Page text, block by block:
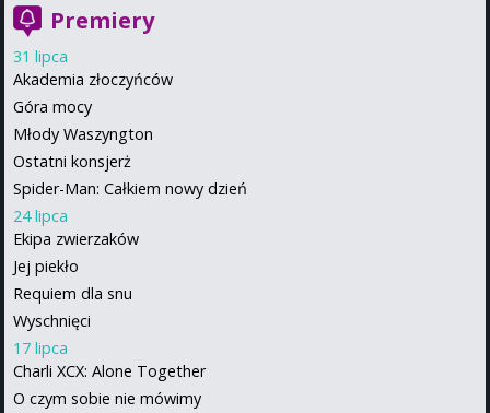
Premiery
31 lipca
Akademia złoczyńców
Góra mocy
Młody Waszyngton
Ostatni konsjerż
Spider-Man: Całkiem nowy dzień
24 lipca
Ekipa zwierzaków
Jej piekło
Requiem dla snu
Wyschnięci
17 lipca
Charli XCX: Alone Together
O czym sobie nie mówimy